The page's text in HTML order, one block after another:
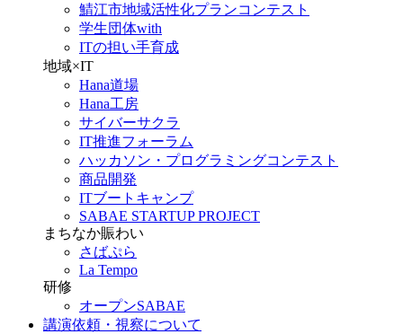
鯖江市地域活性化プランコンテスト
学生団体with
ITの担い手育成
地域×IT
Hana道場
Hana工房
サイバーサクラ
IT推進フォーラム
ハッカソン・プログラミングコンテスト
商品開発
ITブートキャンプ
SABAE STARTUP PROJECT
まちなか賑わい
さばぷら
La Tempo
研修
オープンSABAE
講演依頼・視察について